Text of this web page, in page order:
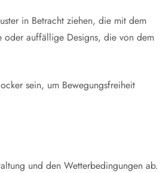
in Betracht ziehen, die mit dem
oder auffällige Designs, die von dem
sein, um Bewegungsfreiheit
und den Wetterbedingungen ab.